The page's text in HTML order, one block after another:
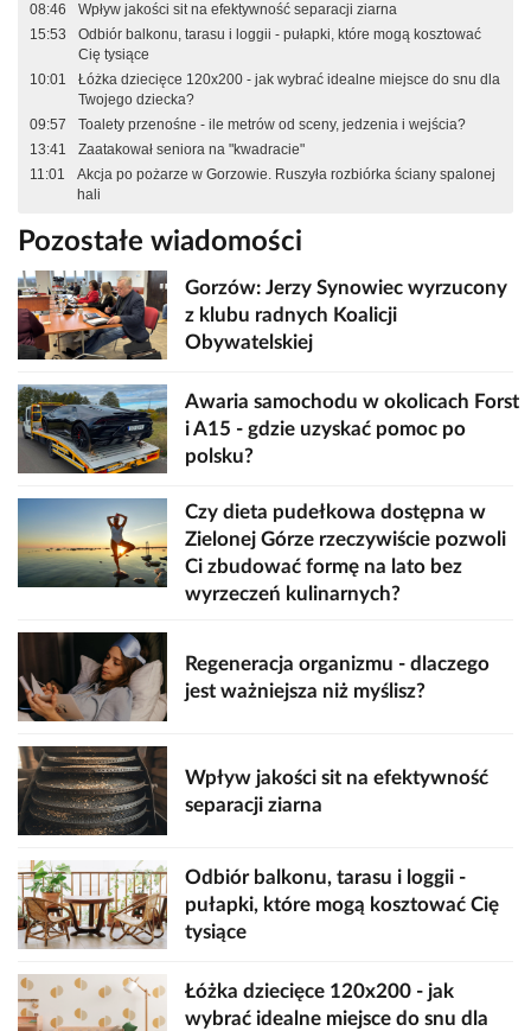
08:46
Wpływ jakości sit na efektywność separacji ziarna
15:53
Odbiór balkonu, tarasu i loggii - pułapki, które mogą kosztować
Cię tysiące
10:01
Łóżka dziecięce 120x200 - jak wybrać idealne miejsce do snu dla
Twojego dziecka?
09:57
Toalety przenośne - ile metrów od sceny, jedzenia i wejścia?
13:41
Zaatakował seniora na "kwadracie"
11:01
Akcja po pożarze w Gorzowie. Ruszyła rozbiórka ściany spalonej
hali
Pozostałe wiadomości
Gorzów: Jerzy Synowiec wyrzucony
z klubu radnych Koalicji
Obywatelskiej
Awaria samochodu w okolicach Forst
i A15 - gdzie uzyskać pomoc po
polsku?
Czy dieta pudełkowa dostępna w
Zielonej Górze rzeczywiście pozwoli
Ci zbudować formę na lato bez
wyrzeczeń kulinarnych?
Regeneracja organizmu - dlaczego
jest ważniejsza niż myślisz?
Wpływ jakości sit na efektywność
separacji ziarna
Odbiór balkonu, tarasu i loggii -
pułapki, które mogą kosztować Cię
tysiące
Łóżka dziecięce 120x200 - jak
wybrać idealne miejsce do snu dla